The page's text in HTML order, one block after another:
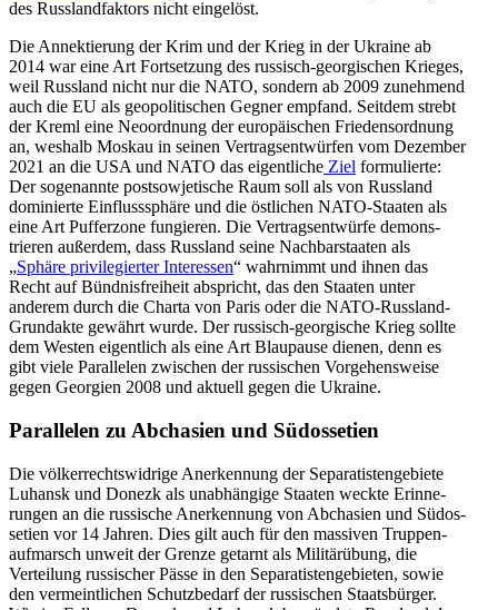
des Russland­faktors nicht eingelöst.
Die Annek­tierung der Krim und der Krieg in der Ukraine ab
2014 war eine Art Fortsetzung des russisch-georgi­schen Krieges,
weil Russland nicht nur die NATO, sondern ab 2009 zunehmend
auch die EU als geopo­li­ti­schen Gegner empfand. Seitdem strebt
der Kreml eine Neoor­dnung der europäi­schen Friedens­ordnung
an, weshalb Moskau in seinen Vertrags­ent­würfen vom Dezember
2021 an die USA und NATO das eigent­liche Ziel formu­lierte:
Der sogenannte postso­wje­tische Raum soll als von Russland
dominierte Einfluss­sphäre und die östlichen NATO-Staaten als
eine Art Pufferzone fungieren. Die Vertrags­ent­würfe demons­
trieren außerdem, dass Russland seine Nachbar­staaten als
„Sphäre privi­le­gierter Inter­essen“ wahrnimmt und ihnen das
Recht auf Bündnis­freiheit abspricht, das den Staaten unter
anderem durch die Charta von Paris oder die NATO-Russland-
Grundakte gewährt wurde. Der russisch-georgische Krieg sollte
dem Westen eigentlich als eine Art Blaupause dienen, denn es
gibt viele Paral­lelen zwischen der russi­schen Vorge­hens­weise
gegen Georgien 2008 und aktuell gegen die Ukraine.
Paral­lelen zu Abchasien und Südossetien
Die völker­rechts­widrige Anerkennung der Separa­tis­ten­ge­biete
Luhansk und Donezk als unabhängige Staaten weckte Erinne­
rungen an die russische Anerkennung von Abchasien und Südos­
setien vor 14 Jahren. Dies gilt auch für den massiven Truppen­
auf­marsch unweit der Grenze getarnt als Militär­übung, die
Verteilung russi­scher Pässe in den Separa­tis­ten­ge­bieten, sowie
den vermeint­lichen Schutz­bedarf der russi­schen Staats­bürger.